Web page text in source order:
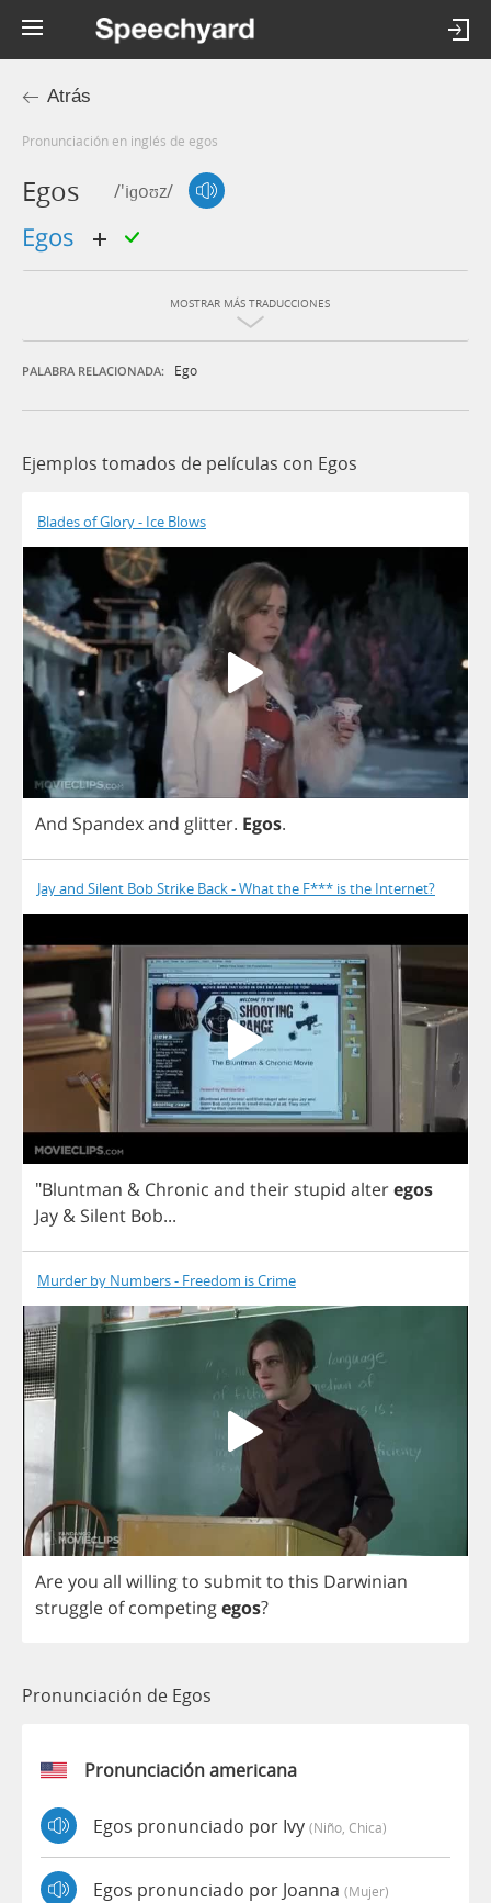
Atrás
Pronunciación en inglés de egos
Egos /'iɡoʊz/
egos
MOSTRAR MÁS TRADUCCIONES
PALABRA RELACIONADA: Ego
Ejemplos tomados de películas con Egos
Blades of Glory - Ice Blows
And Spandexand glitter. Egos.
Jay and Silent Bob Strike Back - What the F*** is the Internet?
"Bluntman & Chronic and their stupid alteregos
Jay & Silent Bob...
Murder by Numbers - Freedom is Crime
Areyou all willingto submitto this Darwinian
struggle of competingegos?
Pronunciación de Egos
Pronunciación americana
Egos pronunciado por Ivy (niño, Chica)
Egos pronunciado por Joanna (mujer)